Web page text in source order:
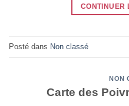
CONTINUER
Posté dans Non classé
NON
Carte des